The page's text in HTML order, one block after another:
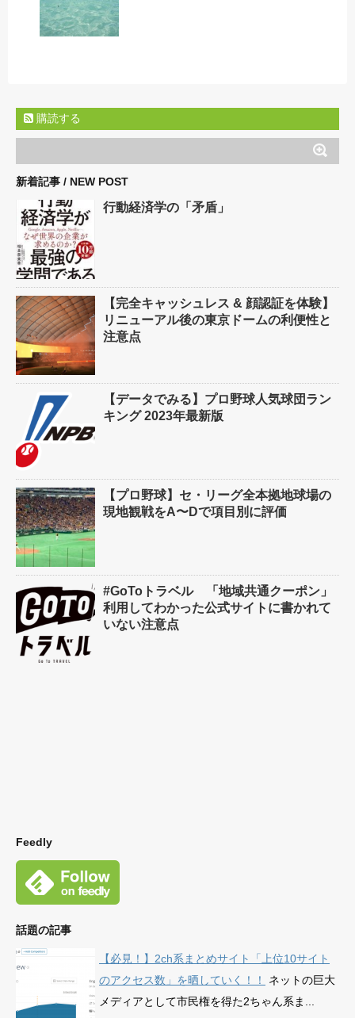
購読する
新着記事 / NEW POST
行動経済学の「矛盾」
【完全キャッシュレス & 顔認証を体験】
リニューアル後の東京ドームの利便性と
注意点
【データでみる】プロ野球人気球団ラン
キング 2023年最新版
【プロ野球】セ・リーグ全本拠地球場の
現地観戦をA〜Dで項目別に評価
#GoToトラベル 「地域共通クーポン」
利用してわかった公式サイトに書かれて
いない注意点
Feedly
話題の記事
【必見！】2ch系まとめサイト「上位10サイト
のアクセス数」を晒していく！！
ネットの巨大
メディアとして市民権を得た2ちゃん系ま...